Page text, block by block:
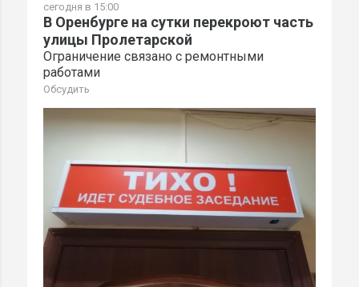
сегодня в 15:00
В Оренбурге на сутки перекроют часть
улицы Пролетарской
Ограничение связано с ремонтными
работами
Обсудить